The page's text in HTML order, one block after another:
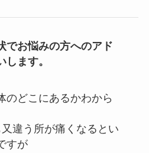
でお悩みの方へのアド
ます。
のどこにあるかわから
違う所が痛くなるとい
すが